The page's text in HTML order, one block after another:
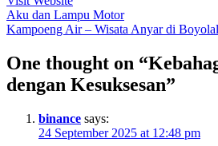
Post
navigation
Aku dan Lampu Motor
Kampoeng Air – Wisata Anyar di
One thought on
dengan Kesuksesan”
binance says:
24 September 2025 at 12:48 pm